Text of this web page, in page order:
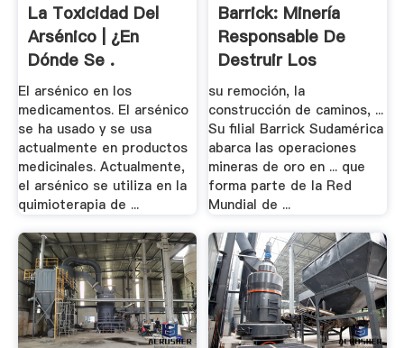
La Toxicidad Del
Arsénico | ¿En
Dónde Se .
El arsénico en los
medicamentos. El arsénico
se ha usado y se usa
actualmente en productos
medicinales. Actualmente,
el arsénico se utiliza en la
quimioterapia de ...
Barrick: Minería
Responsable De
Destruir Los
Glaciares
su remoción, la
construcción de caminos, ...
Su filial Barrick Sudamérica
abarca las operaciones
mineras de oro en ... que
forma parte de la Red
Mundial de ...